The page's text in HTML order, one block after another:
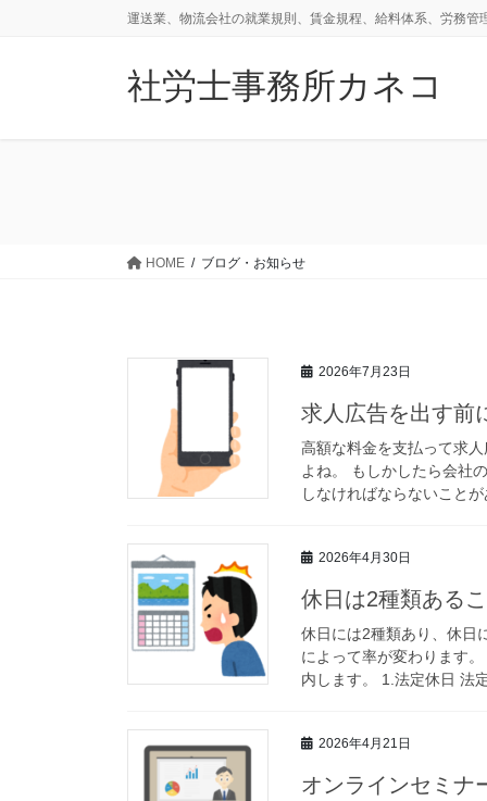
運送業、物流会社の就業規則、賃金規程、給料体系、労務管
社労士事務所カネコ
HOME ブログ・お知らせ
2026年7月23日
求人広告を出す前
高額な料金を支払って求
よね。 もしかしたら会社
しなければならないこと
2026年4月30日
休日は2種類ある
休日には2種類あり、休日
によって率が変わります
内します。 1.法定休日 法
2026年4月21日
オンラインセミ